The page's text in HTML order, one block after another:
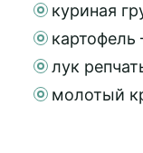
куриная
картофель
лук
молотый